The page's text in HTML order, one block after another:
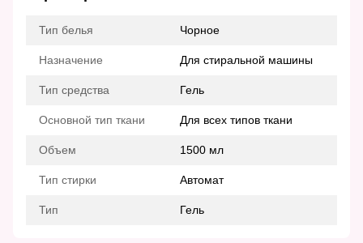
Тип белья Чорное
Назначение Для стиральной машины
Тип средства Гель
Основной тип ткани Для всех типов ткани
Объем 1500 мл
Тип стирки Автомат
Тип Гель